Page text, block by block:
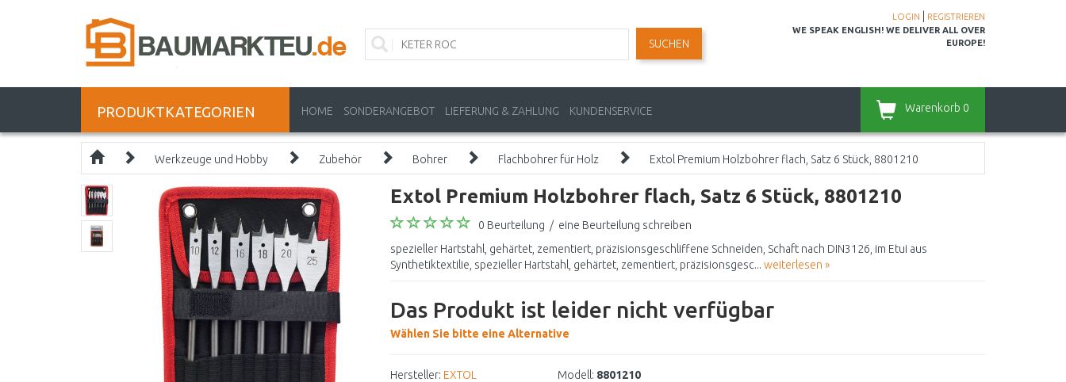
LOGIN
REGISTRIEREN
WE SPEAK ENGLISH! WE DELIVER ALL OVER
EUROPE!
SUCHEN
PRODUKTKATEGORIEN HOME SONDERANGEBOT LIEFERUNG & ZAHLUNG KUNDENSERVICE Warenkorb 0
Werkzeuge und Hobby Zubehör Bohrer Flachbohrer für Holz Extol Premium Holzbohrer flach, Satz 6 Stück, 8801210
Extol Premium Holzbohrer flach, Satz 6 Stück, 8801210
0 Beurteilung / eine Beurteilung schreiben
spezieller Hartstahl, gehärtet, zementiert, präzisionsgeschliffene Schneiden, Schaft nach DIN3126, im Etui aus
Synthetiktextilie, spezieller Hartstahl, gehärtet, zementiert, präzisionsgesc... weiterlesen »
Das Produkt ist leider nicht verfügbar
Wählen Sie bitte eine Alternative
Hersteller: EXTOL Modell: 8801210